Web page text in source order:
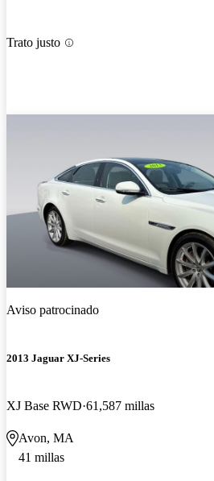
Trato justo
Aviso patrocinado
2013 Jaguar XJ-Series
XJ Base RWD 61,587 millas
Avon, MA
41 millas